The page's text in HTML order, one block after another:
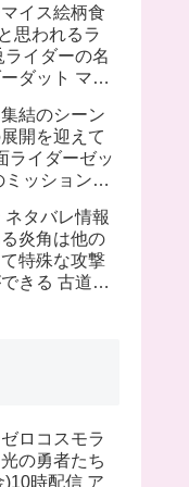
ーが巨大化
イス絵柄食
思われるラ
イダーの名
ダット マイ
ム
結のシーン
開を迎えて
ライダーゼッ
ッションネ
タバレ情報
炎角は他の
特殊な攻撃
きる 古道具
ロコスモラ
の勇者たち
)10時配信 ア